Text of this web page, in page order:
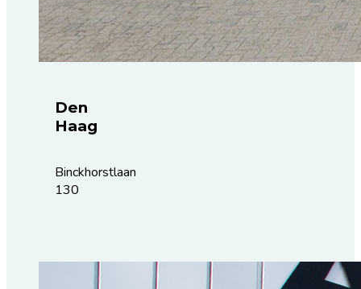
Den
Haag
Binckhorstlaan
130